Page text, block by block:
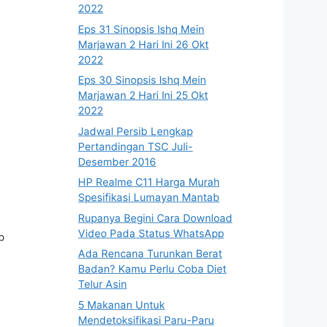
2022
Eps 31 Sinopsis Ishq Mein
Marjawan 2 Hari Ini 26 Okt
2022
Eps 30 Sinopsis Ishq Mein
Marjawan 2 Hari Ini 25 Okt
2022
Jadwal Persib Lengkap
Pertandingan TSC Juli-
Desember 2016
HP Realme C11 Harga Murah
Spesifikasi Lumayan Mantab
Rupanya Begini Cara Download
Video Pada Status WhatsApp
Ada Rencana Turunkan Berat
Badan? Kamu Perlu Coba Diet
Telur Asin
5 Makanan Untuk
Mendetoksifikasi Paru-Paru